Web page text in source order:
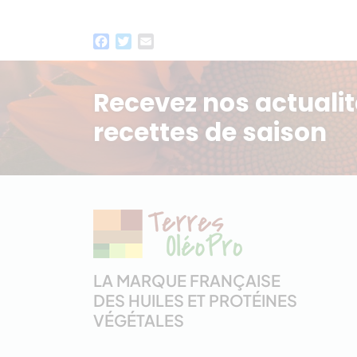
Facebook
Twitter
Recevez nos
recettes de saison
LA MARQUE FRANÇAISE
DES HUILES ET PROTÉINES
VÉGÉTALES